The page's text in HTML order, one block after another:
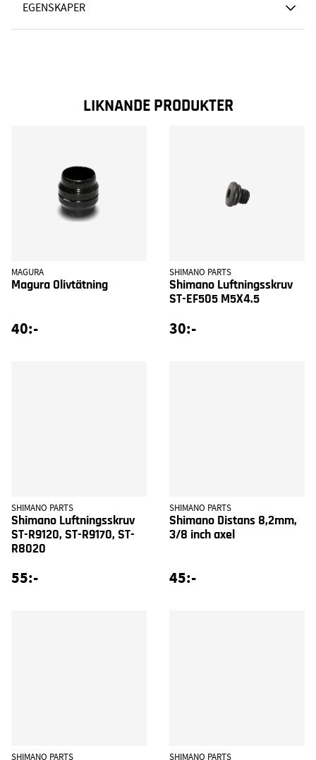
EGENSKAPER
LIKNANDE PRODUKTER
MAGURA
Magura Olivtätning
40:-
SHIMANO PARTS
Shimano Luftningsskruv
ST-EF505 M5X4.5
30:-
SHIMANO PARTS
Shimano Luftningsskruv
ST-R9120, ST-R9170, ST-
R8020
55:-
SHIMANO PARTS
Shimano Distans 8,2mm,
3/8 inch axel
45:-
SHIMANO PARTS SHIMANO PARTS